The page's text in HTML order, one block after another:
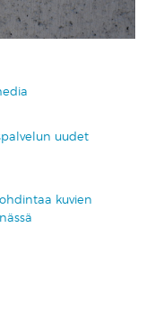
uudet
kuvien